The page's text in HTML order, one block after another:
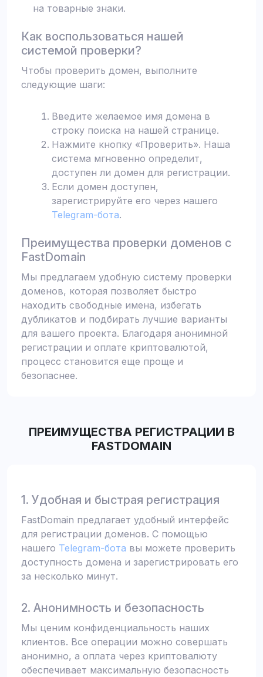
на товарные знаки.
Как воспользоваться нашей
системой проверки?
Чтобы проверить домен, выполните
следующие шаги:
Введите желаемое имя домена в
строку поиска на нашей странице.
Нажмите кнопку «Проверить». Наша
система мгновенно определит,
доступен ли домен для регистрации.
Если домен доступен,
зарегистрируйте его через нашего
Telegram-бота.
Преимущества проверки доменов с
FastDomain
Мы предлагаем удобную систему проверки
доменов, которая позволяет быстро
находить свободные имена, избегать
дубликатов и подбирать лучшие варианты
для вашего проекта. Благодаря анонимной
регистрации и оплате криптовалютой,
процесс становится еще проще и
безопаснее.
ПРЕИМУЩЕСТВА РЕГИСТРАЦИИ В
FASTDOMAIN
1. Удобная и быстрая регистрация
FastDomain предлагает удобный интерфейс
для регистрации доменов. С помощью
нашего Telegram-бота вы можете проверить
доступность домена и зарегистрировать его
за несколько минут.
2. Анонимность и безопасность
Мы ценим конфиденциальность наших
клиентов. Все операции можно совершать
анонимно, а оплата через криптовалюту
обеспечивает максимальную безопасность